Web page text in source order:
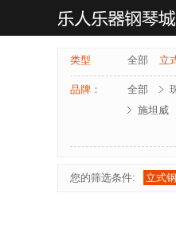
类型 全部 立
品牌： 全部
施坦威
您的筛选条件: 立式